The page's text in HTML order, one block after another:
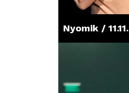
Nyomik / 11.11.